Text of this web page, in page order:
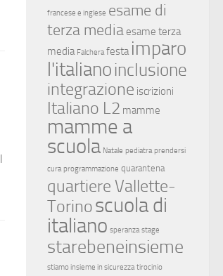
francese e inglese esame di
terza media esame terza
media Falchera festa imparo
l'italiano inclusione
integrazione iscrizioni
Italiano L2 mamme
mamme a
scuola Natale pediatra prendersi
cura programmazione quarantena
quartiere Vallette-
Torinoscuola di
italiano speranza stage
starebeneinsieme
stiamo insieme in sicurezza tirocinio